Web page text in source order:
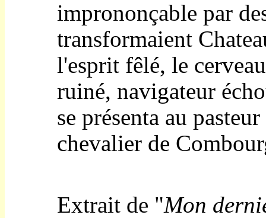
imprononçable par
transformaient
l'esprit fêlé, le
ruiné, navigateur
se présenta au
chevalier de
Extrait de "Mon